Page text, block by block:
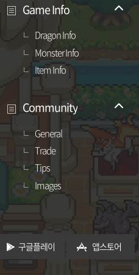
Game Info
Dragon Info
Monster Info
Item Info
Community
General
Trade
Tips
Images
구글플레이 앱스토어